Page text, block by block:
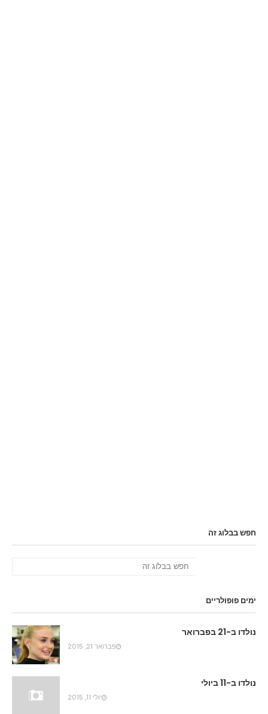
חפש בבלוג זה
ימים פופולריים
נולדו ב-21 בפברואר
פברואר 21, 2015
נולדו ב-11 ביולי
יולי 11, 2015